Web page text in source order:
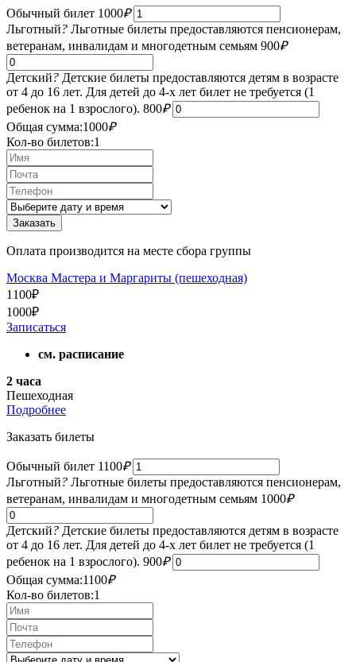
Обычный билет 1000₽
Льготный? Льготные билеты предоставляются пенсионерам,
ветеранам, инвалидам и многодетным семьям 900₽
Детский? Детские билеты предоставляются детям в возрасте
от 4 до 16 лет. Для детей до 4-х лет билет не требуется (1
ребенок на 1 взрослого). 800₽
Общая сумма:1000₽
Кол-во билетов:1
Оплата производится на месте сбора группы
Москва Мастера и Маргариты (пешеходная)
1100₽
1000₽
Записаться
см. расписание
2 часа
Пешеходная
Подробнее
Заказать билеты
Обычный билет 1100₽
Льготный? Льготные билеты предоставляются пенсионерам,
ветеранам, инвалидам и многодетным семьям 1000₽
Детский? Детские билеты предоставляются детям в возрасте
от 4 до 16 лет. Для детей до 4-х лет билет не требуется (1
ребенок на 1 взрослого). 900₽
Общая сумма:1100₽
Кол-во билетов:1